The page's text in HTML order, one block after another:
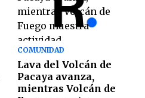
COMUNIDAD
Lava del Volcán de
Pacaya avanza,
mientras Volcán de